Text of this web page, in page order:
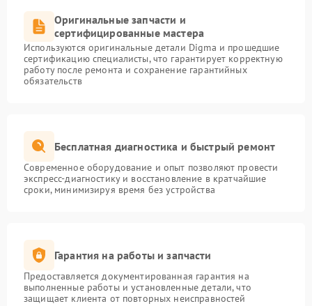
на верном пути. Мы работаем без выходных и
готовы принять технику в любое удобное время.
Наш адрес: ул. Чаянова 18. Телефон для записи и
консультаций: +7 (495) 023-73-25.
Оригинальные запчасти и
сертифицированные мастера
Используются оригинальные детали Digma и прошедшие
сертификацию специалисты, что гарантирует корректную
работу после ремонта и сохранение гарантийных
обязательств
Бесплатная диагностика и быстрый ремонт
Современное оборудование и опыт позволяют провести
экспресс-диагностику и восстановление в кратчайшие
сроки, минимизируя время без устройства
Гарантия на работы и запчасти
Предоставляется документированная гарантия на
выполненные работы и установленные детали, что
защищает клиента от повторных неисправностей